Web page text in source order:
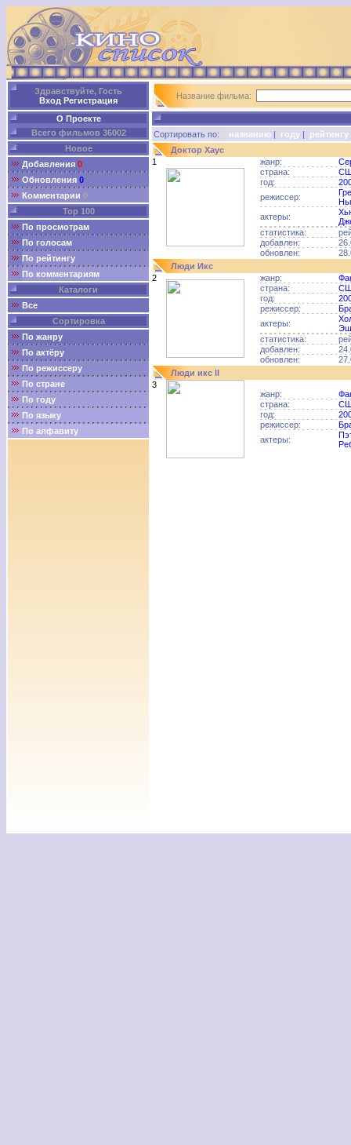
Здравствуйте, Гость
Вход Регистрация
О Проекте
Всего фильмов 36002
Новое
Добавления 0
Обновления 0
Комментарии 0
Top 100
По просмотрам
По голосам
По рейтингу
По комментариям
Каталоги
Все
Сортировка
По жанру
По актёру
По режиссеру
По стране
По году
По языку
По алфавиту
Название фильма:
Сортировать по: названию | году | рейтингу
Доктор Хаус
1
жанр:
страна:
год:
режиссер:
актеры:
статистика:
добавлен:
обновлен:
Люди Икс
2
жанр:
страна:
год:
режиссер:
актеры:
статистика:
добавлен:
обновлен:
Люди икс II
3
жанр:
страна:
год:
режиссер:
актеры: